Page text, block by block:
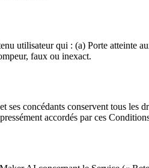
utilisateur qui : (a) Porte
faux ou inexact.
concédants conservent tous
accordés par ces